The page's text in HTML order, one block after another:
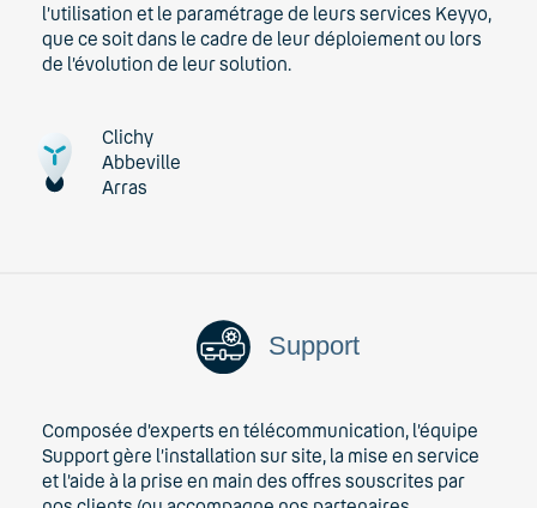
l’utilisation et le paramétrage de leurs services Keyyo,
que ce soit dans le cadre de leur déploiement ou lors
de l’évolution de leur solution.
Clichy
Abbeville
Arras
Support
Composée d’experts en télécommunication, l’équipe
Support gère l’installation sur site, la mise en service
et l’aide à la prise en main des offres souscrites par